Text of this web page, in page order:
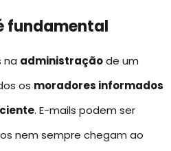
fundamental
na administraçãode um
os moradores informados
. E-mails podem ser
nem sempre chegam ao